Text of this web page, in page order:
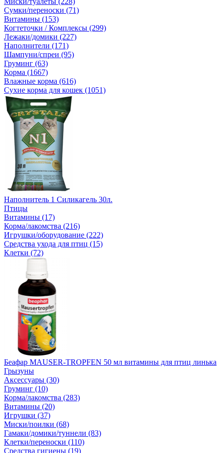
Сумки/переноски (71)
Витамины (153)
Когтеточки / Комплексы (299)
Лежаки/домики (227)
Наполнители (171)
Шампуни/спреи (95)
Груминг (63)
Корма (1667)
Влажные корма (616)
Сухие корма для кошек (1051)
Наполнитель 1 Силикагель 30л.
Птицы
Витамины (17)
Корма/лакомства (216)
Игрушки/оборудование (222)
Средства ухода для птиц (15)
Клетки (72)
Беафар MAUSER-TROPFEN 50 мл витамины для птиц линька
Грызуны
Аксессуары (30)
Груминг (10)
Корма/лакомства (283)
Витамины (20)
Игрушки (37)
Миски/поилки (68)
Гамаки/домики/туннели (83)
Клетки/переноски (110)
Средства гигиены (19)